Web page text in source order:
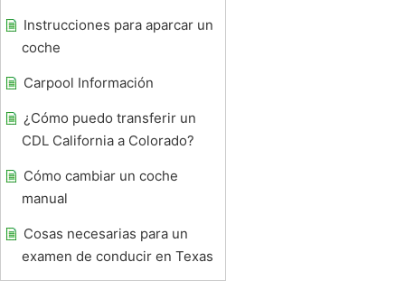
Instrucciones para aparcar un
coche
Carpool Información
¿Cómo puedo transferir un
CDL California a Colorado?
Cómo cambiar un coche
manual
Cosas necesarias para un
examen de conducir en Texas